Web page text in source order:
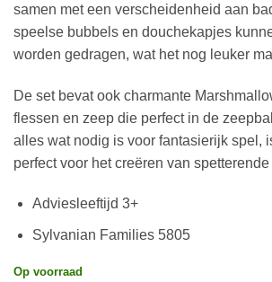
samen met een verscheidenheid aan
speelse bubbels en douchekapjes
worden gedragen, wat het nog leuker
De set bevat ook charmante
flessen en zeep die perfect in de
alles wat nodig is voor fantasierijk spel,
perfect voor het creëren van
Adviesleeftijd 3+
Sylvanian Families 5805
Op voorraad